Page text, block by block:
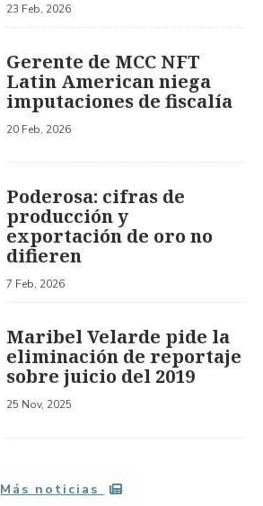
23 Feb, 2026
Gerente de MCC NFT
Latin American niega
imputaciones de fiscalía
20 Feb, 2026
Poderosa: cifras de
producción y
exportación de oro no
difieren
7 Feb, 2026
Maribel Velarde pide la
eliminación de reportaje
sobre juicio del 2019
25 Nov, 2025
Más noticias